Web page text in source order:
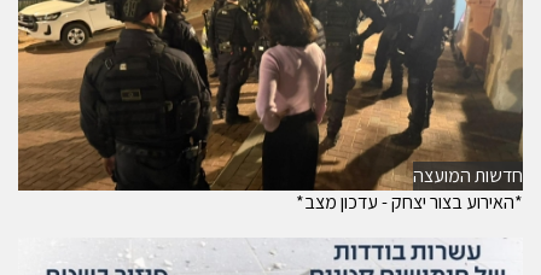
חדשות המועצה
*האירוע בצור יצחק - עדכון מצב*